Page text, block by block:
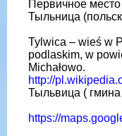
Первичное
Тыльница
Tylwica – wieś w
podlaskim, w
Michałowo.
http://
Тыльвица (
https://